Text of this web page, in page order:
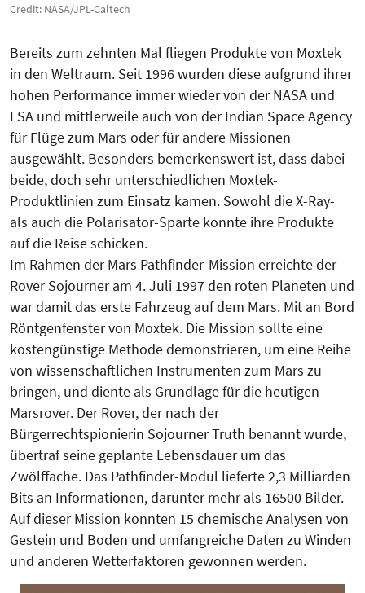
Credit: NASA/JPL-Caltech
Bereits zum zehnten Mal fliegen Produkte von Moxtek
in den Weltraum. Seit 1996 wurden diese aufgrund ihrer
hohen Performance immer wieder von der NASA und
ESA und mittlerweile auch von der Indian Space Agency
für Flüge zum Mars oder für andere Missionen
ausgewählt. Besonders bemerkenswert ist, dass dabei
beide, doch sehr unterschiedlichen Moxtek-
Produktlinien zum Einsatz kamen. Sowohl die X-Ray-
als auch die Polarisator-Sparte konnte ihre Produkte
auf die Reise schicken.
Im Rahmen der Mars Pathfinder-Mission erreichte der
Rover Sojourner am 4. Juli 1997 den roten Planeten und
war damit das erste Fahrzeug auf dem Mars. Mit an Bord
Röntgenfenster von Moxtek. Die Mission sollte eine
kostengünstige Methode demonstrieren, um eine Reihe
von wissenschaftlichen Instrumenten zum Mars zu
bringen, und diente als Grundlage für die heutigen
Marsrover. Der Rover, der nach der
Bürgerrechtspionierin Sojourner Truth benannt wurde,
übertraf seine geplante Lebensdauer um das
Zwölffache. Das Pathfinder-Modul lieferte 2,3 Milliarden
Bits an Informationen, darunter mehr als 16500 Bilder.
Auf dieser Mission konnten 15 chemische Analysen von
Gestein und Boden und umfangreiche Daten zu Winden
und anderen Wetterfaktoren gewonnen werden.